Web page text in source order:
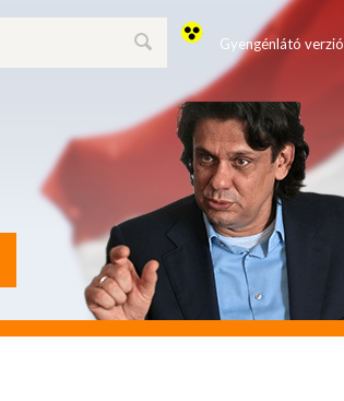
Gyengénlátó verzió